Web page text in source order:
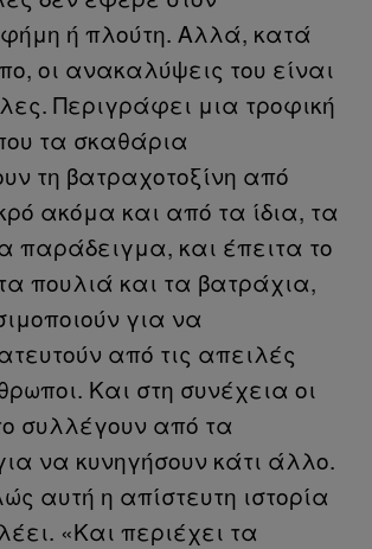
φήμη ή πλούτη. Αλλά, κατά
οι ανακαλύψεις του είναι
Περιγράφει μια τροφική
τα σκαθάρια
τη βατραχοτοξίνη από
ακόμα και από τα ίδια, τα
παράδειγμα, και έπειτα το
πουλιά και τα βατράχια,
για να
από τις απειλές
Και στη συνέχεια οι
συλλέγουν από τα
να κυνηγήσουν κάτι άλλο.
αυτή η απίστευτη ιστορία
«Και περιέχει τα